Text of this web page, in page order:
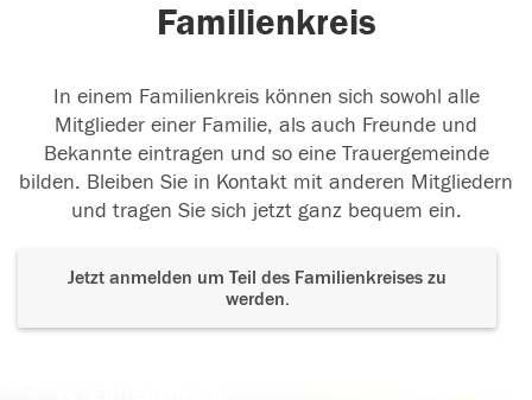
Familienkreis
In einem Familienkreis können sich sowohl alle
Mitglieder einer Familie, als auch Freunde und
Bekannte eintragen und so eine Trauergemeinde
bilden. Bleiben Sie in Kontakt mit anderen Mitgliedern
und tragen Sie sich jetzt ganz bequem ein.
Jetzt anmelden um Teil des Familienkreises zu
werden.